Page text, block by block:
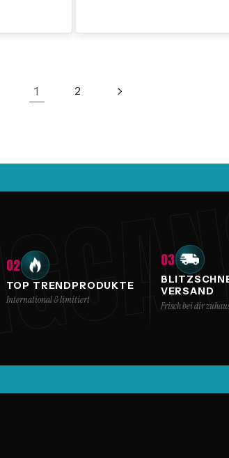
1 2
02
TOP TRENDPRODUKTE
International & limitiert
03
VERSAND
Frisch bei dir